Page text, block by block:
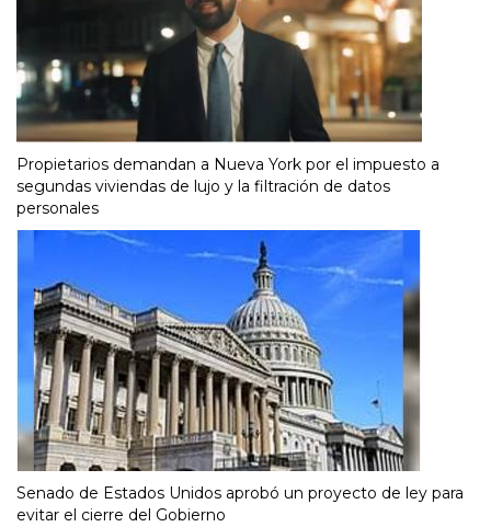
Propietarios demandan a Nueva York por el impuesto a
segundas viviendas de lujo y la filtración de datos
personales
Senado de Estados Unidos aprobó un proyecto de ley para
evitar el cierre del Gobierno